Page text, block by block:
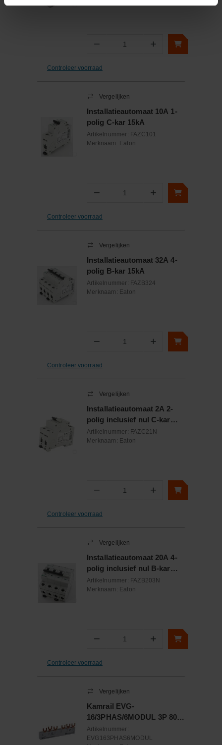
− Aantal +
Controleer voorraad
Vergelijken
Installatieautomaat 10A 1-
polig C-kar 15kA
Artikelnummer: FAZC101
Merknaam: Eaton
− Aantal +
Controleer voorraad
Vergelijken
Installatieautomaat 32A 4-
polig B-kar 15kA
Artikelnummer: FAZB324
Merknaam: Eaton
− Aantal +
Controleer voorraad
Vergelijken
Installatieautomaat 2A 2-
polig inclusief nul C-kar
15kA
Artikelnummer: FAZC21N
Merknaam: Eaton
− Aantal +
Controleer voorraad
Vergelijken
Installatieautomaat 20A 4-
polig inclusief nul B-kar
15kA
Artikelnummer: FAZB203N
Merknaam: Eaton
− Aantal +
Controleer voorraad
Vergelijken
Kamrail EVG-
16/3PHAS/6MODUL 3P 80 A
16mm2 vorklengte 106.8mm
Artikelnummer:
EVG163PHAS6MODUL